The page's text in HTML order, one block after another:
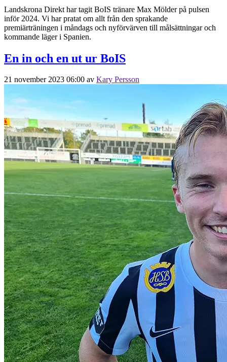
Landskrona Direkt har tagit BoIS tränare Max Mölder på pulsen
inför 2024. Vi har pratat om allt från den sprakande
premiärträningen i måndags och nyförvärven till målsättningar och
kommande läger i Spanien.
En in och en ut ur BoIS
21 november 2023 06:00 av Kary Persson